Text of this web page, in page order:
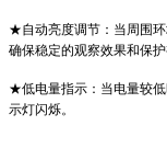
★自动亮度调节：当周围
确保稳定的观察效果和保护
★低电量指示：当电量较
示灯闪烁。